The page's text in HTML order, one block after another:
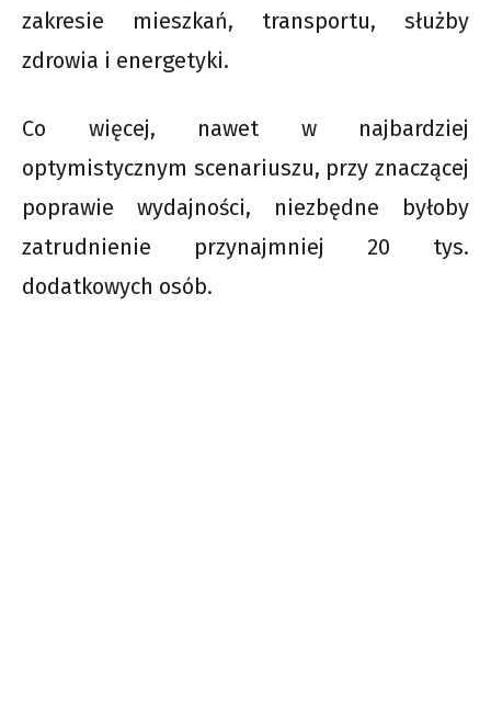
zakresie mieszkań, transportu, służby
zdrowia i energetyki.
Co więcej, nawet w najbardziej
optymistycznym scenariuszu, przy znaczącej
poprawie wydajności, niezbędne byłoby
zatrudnienie przynajmniej 20 tys.
dodatkowych osób.